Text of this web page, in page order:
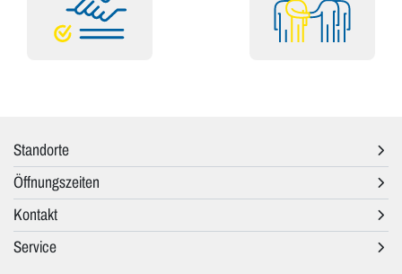
Standorte
Öffnungszeiten
Kontakt
Service